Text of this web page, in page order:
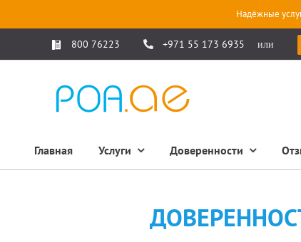
Надёжные
800 76223 +971 55 173 6935 или
Главная Услуги Доверенности